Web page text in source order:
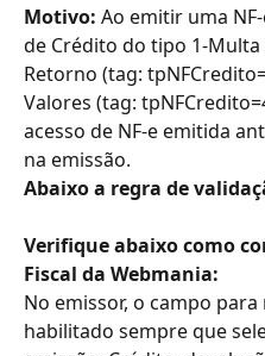
Motivo: Ao emitir uma
de Crédito do tipo 1-Multa
Retorno (tag:
Valores (tag:
acesso de NF-e emitida
na emissão.
Abaixo a regra de
Verifique abaixo como
Fiscal da Webmania:
No emissor, o campo
habilitado sempre que